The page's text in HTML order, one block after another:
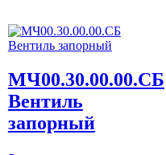
МЧ00.30.00.00.СБ
Вентиль
запорный